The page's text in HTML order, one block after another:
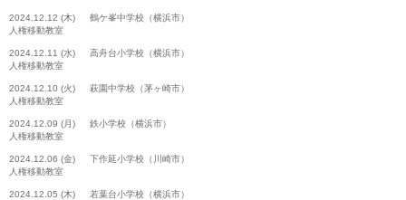
2024.12.12 (木) 鶴ケ峯中学校（横浜市）
人権移動教室
2024.12.11 (水) 高舟台小学校（横浜市）
人権移動教室
2024.12.10 (火) 萩園中学校（茅ヶ崎市）
人権移動教室
2024.12.09 (月) 鉄小学校（横浜市）
人権移動教室
2024.12.06 (金) 下作延小学校（川崎市）
人権移動教室
2024.12.05 (木) 若葉台小学校（横浜市）